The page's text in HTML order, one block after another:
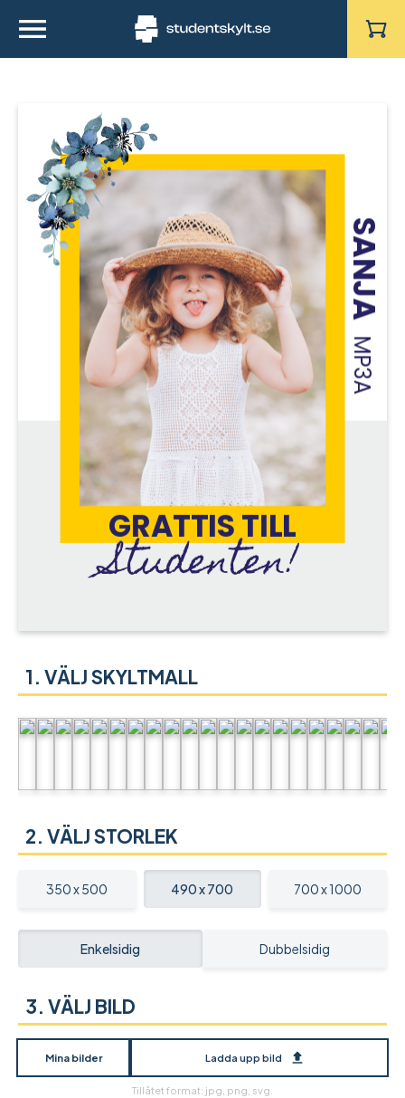
VÄLJ SKYLTMALL
BILD
Mina bilder Ladda upp bild
Tillåtet format: jpg, png, svg.
VÄLJ STORLEK
350 x 500 490 x 700 700 x 1000
Enkelsidig Dubbelsidig